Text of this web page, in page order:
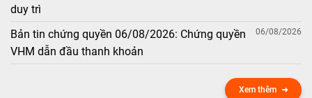
duy trì
Bản tin chứng quyền 06/08/2026: Chứng quyền
VHM dẫn đầu thanh khoản
06/08/2026
Xem thêm